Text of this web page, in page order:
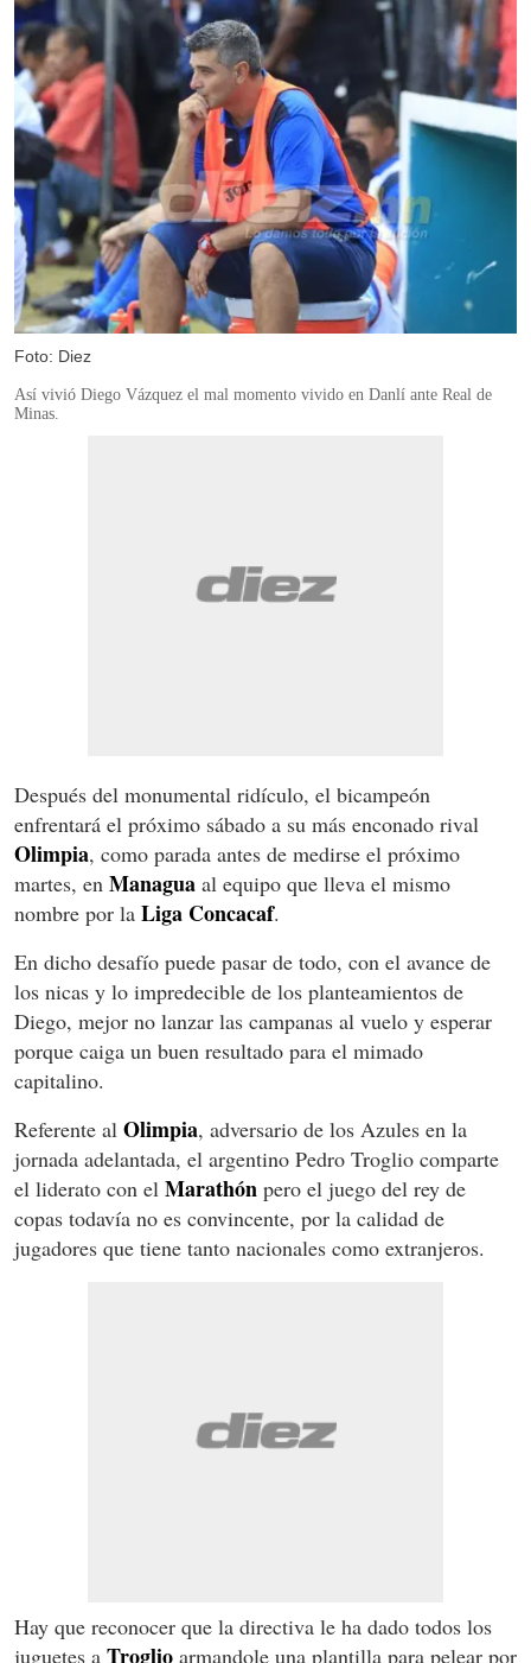
Foto: Diez
Así vivió Diego Vázquez el mal momento vivido en Danlí ante Real de
Minas.
Después del monumental ridículo, el bicampeón
enfrentará el próximo sábado a su más enconado rival
Olimpia, como parada antes de medirse el próximo
martes, en Managua al equipo que lleva el mismo
nombre por la Liga Concacaf.
En dicho desafío puede pasar de todo, con el avance de
los nicas y lo impredecible de los planteamientos de
Diego, mejor no lanzar las campanas al vuelo y esperar
porque caiga un buen resultado para el mimado
capitalino.
Referente al Olimpia, adversario de los Azules en la
jornada adelantada, el argentino Pedro Troglio comparte
el liderato con el Marathón pero el juego del rey de
copas todavía no es convincente, por la calidad de
jugadores que tiene tanto nacionales como extranjeros.
Hay que reconocer que la directiva le ha dado todos los
juguetes a Troglio armandole una plantilla para pelear por